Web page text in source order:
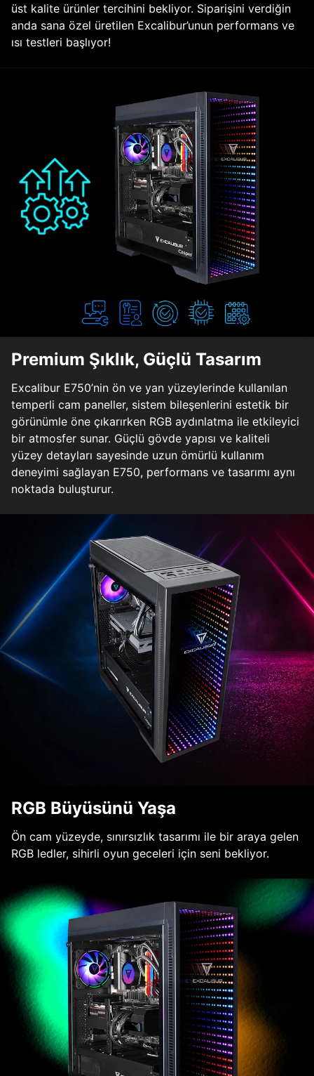
üst kalite ürünler tercihini bekliyor. Siparişini verdiğin
anda sana özel üretilen Excalibur’unun performans ve
ısı testleri başlıyor!
Premium Şıklık, Güçlü Tasarım
Excalibur E750’nin ön ve yan yüzeylerinde kullanılan
temperli cam paneller, sistem bileşenlerini estetik bir
görünümle öne çıkarırken RGB aydınlatma ile etkileyici
bir atmosfer sunar. Güçlü gövde yapısı ve kaliteli
yüzey detayları sayesinde uzun ömürlü kullanım
deneyimi sağlayan E750, performans ve tasarımı aynı
noktada buluşturur.
RGB Büyüsünü Yaşa
Ön cam yüzeyde, sınırsızlık tasarımı ile bir araya gelen
RGB ledler, sihirli oyun geceleri için seni bekliyor.